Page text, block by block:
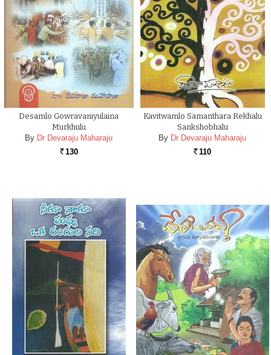
Desamlo Gowravaniyulaina
Murkhulu
By Dr Devaraju Maharaju
Rs. 130
Kavitwamlo Samanthara Rekhalu
Sankshobhalu
By Dr Devaraju Maharaju
Rs. 110